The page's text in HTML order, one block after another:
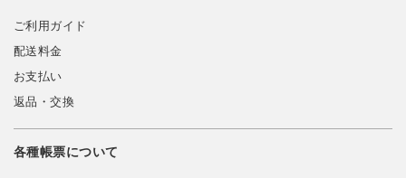
ご利用ガイド
配送料金
お支払い
返品・交換
各種帳票について